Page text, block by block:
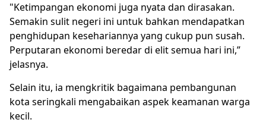
"Ketimpangan ekonomi juga nyata dan dirasakan.
Semakin sulit negeri ini untuk bahkan mendapatkan
penghidupan kesehariannya yang cukup pun susah.
Perputaran ekonomi beredar di elit semua hari ini,”
jelasnya.
Selain itu, ia mengkritik bagaimana pembangunan
kota seringkali mengabaikan aspek keamanan warga
kecil.